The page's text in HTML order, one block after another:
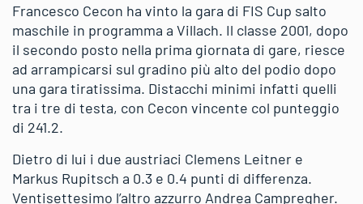
Francesco Cecon ha vinto la gara di FIS Cup salto
maschile in programma a Villach. Il classe 2001, dopo
il secondo posto nella prima giornata di gare, riesce
ad arrampicarsi sul gradino più alto del podio dopo
una gara tiratissima. Distacchi minimi infatti quelli
tra i tre di testa, con Cecon vincente col punteggio
di 241.2.
Dietro di lui i due austriaci Clemens Leitner e
Markus Rupitsch a 0.3 e 0.4 punti di differenza.
Ventisettesimo l’altro azzurro Andrea Campregher.